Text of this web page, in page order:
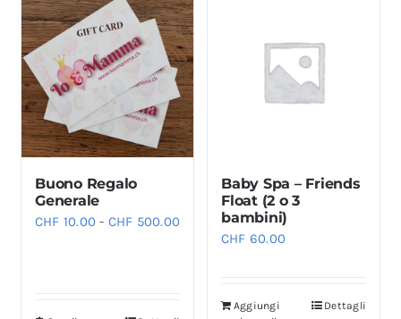
CHF 540.00
più
varianti.
Le
opzioni
possono
essere
scelte
nella
pagina
Buono Regalo
Generale
CHF 10.00 - CHF 500.00
Baby Spa – Friends
Float (2 o 3
bambini)
CHF 60.00
Aggiungi
Dettagli